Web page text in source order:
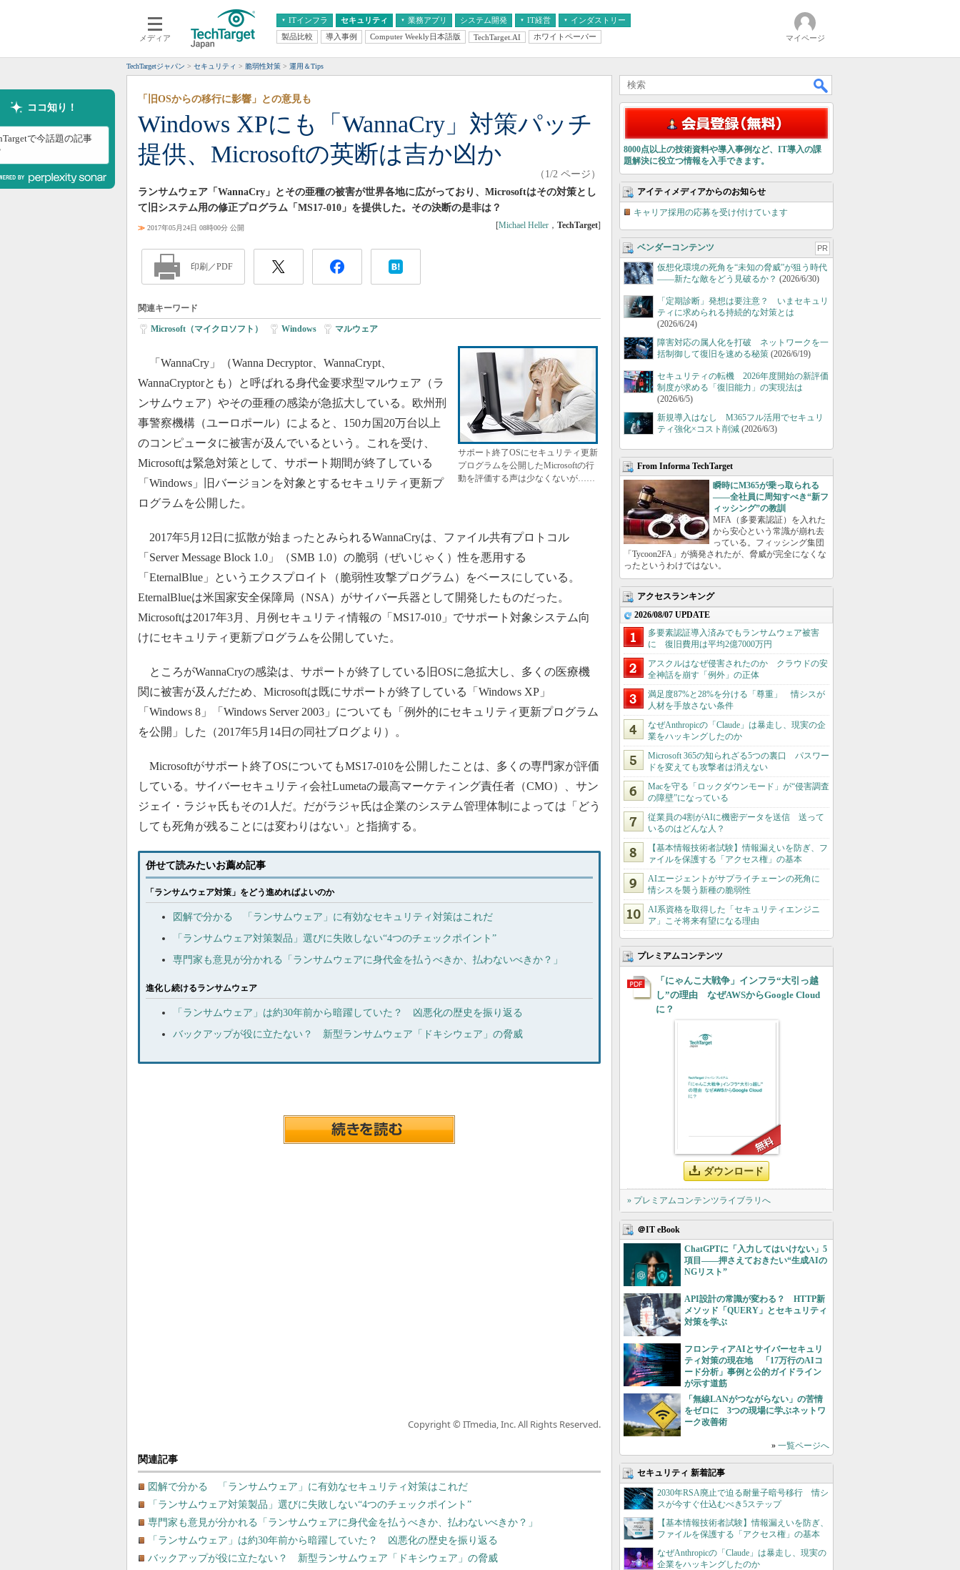
メディア
ITインフラ
クラウド
スマートモバイル
ネットワーク
システム運用管理
セキュリティ 業務アプリ
エンタープライズAI
ERP
CX
情報系システム
システム開発 IT経営
経営とIT
インダストリー
医療IT
製品比較 導入事例 Computer Weekly日本語版 TechTarget.AI ホワイトペーパー マイページ
TechTargetジャパン セキュリティ 脆弱性対策 運用＆Tips
ココ知り！
で今話題の記事
Windows XPにも「WannaCry」対策パッチ
提供、Microsoftの英断は吉か凶か
「旧OSからの移行に影響」との意見も
（1/2 ページ）
ランサムウェア「WannaCry」とその亜種の被害が世界各地に広がっており、Microsoftはその対策とし
て旧システム用の修正プログラム「MS17-010」を提供した。その決断の是非は？
≫ 2017年05月24日 08時00分 公開 [Michael Heller ， TechTarget]
印刷／PDF
関連キーワード
Microsoft（マイクロソフト） Windows マルウェア
サポート終了OSにセキュリティ更新
プログラムを公開したMicrosoftの行
動を評価する声は少なくないが……
「WannaCry」（Wanna Decryptor、WannaCrypt、
WannaCryptorとも）と呼ばれる身代金要求型マルウェア（ラ
ンサムウェア）やその亜種の感染が急拡大している。欧州刑
事警察機構（ユーロポール）によると、150カ国20万台以上
のコンピュータに被害が及んでいるという。これを受け、
Microsoftは緊急対策として、サポート期間が終了している
「Windows」旧バージョンを対象とするセキュリティ更新プ
ログラムを公開した。
2017年5月12日に拡散が始まったとみられるWannaCryは、ファイル共有プロトコル
「Server Message Block 1.0」（SMB 1.0）の脆弱（ぜいじゃく）性を悪用する
「EternalBlue」というエクスプロイト（脆弱性攻撃プログラム）をベースにしている。
EternalBlueは米国家安全保障局（NSA）がサイバー兵器として開発したものだった。
Microsoftは2017年3月、月例セキュリティ情報の「MS17-010」でサポート対象システム向
けにセキュリティ更新プログラムを公開していた。
ところがWannaCryの感染は、サポートが終了している旧OSに急拡大し、多くの医療機
関に被害が及んだため、Microsoftは既にサポートが終了している「Windows XP」
「Windows 8」「Windows Server 2003」についても「例外的にセキュリティ更新プログラム
を公開」した（2017年5月14日の同社ブログより）。
Microsoftがサポート終了OSについてもMS17-010を公開したことは、多くの専門家が評価
している。サイバーセキュリティ会社Lumetaの最高マーケティング責任者（CMO）、サン
ジェイ・ラジャ氏もその1人だ。だがラジャ氏は企業のシステム管理体制によっては「どう
しても死角が残ることには変わりはない」と指摘する。
併せて読みたいお薦め記事
「ランサムウェア対策」をどう進めればよいのか
図解で分かる 「ランサムウェア」に有効なセキュリティ対策はこれだ
「ランサムウェア対策製品」選びに失敗しない“4つのチェックポイント”
専門家も意見が分かれる「ランサムウェアに身代金を払うべきか、払わないべきか？」
進化し続けるランサムウェア
「ランサムウェア」は約30年前から暗躍していた？ 凶悪化の歴史を振り返る
バックアップが役に立たない？ 新型ランサムウェア「ドキシウェア」の脅威
Copyright © ITmedia, Inc. All Rights Reserved.
関連記事
図解で分かる 「ランサムウェア」に有効なセキュリティ対策はこれだ
「ランサムウェア対策製品」選びに失敗しない“4つのチェックポイント”
専門家も意見が分かれる「ランサムウェアに身代金を払うべきか、払わないべきか？」
「ランサムウェア」は約30年前から暗躍していた？ 凶悪化の歴史を振り返る
バックアップが役に立たない？ 新型ランサムウェア「ドキシウェア」の脅威
8000点以上の技術資料や導入事例など、IT導入の課
題解決に役立つ情報を入手できます。
アイティメディアからのお知らせ
キャリア採用の応募を受け付けています
ベンダーコンテンツ PR
仮想化環境の死角を“未知の脅威”が狙う時代
――新たな敵をどう見破るか？ (2026/6/30)
「定期診断」発想は要注意？ いまセキュリ
ティに求められる持続的な対策とは
(2026/6/24)
障害対応の属人化を打破 ネットワークを一
括制御して復旧を速める秘策 (2026/6/19)
セキュリティの転機 2026年度開始の新評価
制度が求める「復旧能力」の実現法は
(2026/6/5)
新規導入はなし M365フル活用でセキュリ
ティ強化×コスト削減 (2026/6/3)
From Informa TechTarget
瞬時にM365が乗っ取られる
――全社員に周知すべき“新フ
ィッシング”の教訓
MFA（多要素認証）を入れた
から安心という常識が崩れ去
っている。フィッシング集団
「Tycoon2FA」が摘発されたが、脅威が完全になくな
ったというわけではない。
アクセスランキング
2026/08/07 UPDATE
多要素認証導入済みでもランサムウェア被害
に 復旧費用は平均2億7000万円
アスクルはなぜ侵害されたのか クラウドの安
全神話を崩す「例外」の正体
満足度87%と28%を分ける「尊重」 情シスが
人材を手放さない条件
なぜAnthropicの「Claude」は暴走し、現実の企
業をハッキングしたのか
Microsoft 365の知られざる5つの裏口 パスワー
ドを変えても攻撃者は消えない
Macを守る「ロックダウンモード」が“侵害調査
の障壁”になっている
従業員の4割がAIに機密データを送信 送って
いるのはどんな人？
【基本情報技術者試験】情報漏えいを防ぎ、フ
ァイルを保護する「アクセス権」の基本
AIエージェントがサプライチェーンの死角に
情シスを襲う新種の脆弱性
AI系資格を取得した「セキュリティエンジニ
ア」こそ将来有望になる理由
プレミアムコンテンツ
「にゃんこ大戦争」インフラ“大引っ越
し”の理由 なぜAWSからGoogle Cloud
に？
ダウンロード
» プレミアムコンテンツライブラリへ
＠IT eBook
ChatGPTに「入力してはいけない」5
項目――押さえておきたい“生成AIの
NGリスト”
API設計の常識が変わる？ HTTP新
メソッド「QUERY」とセキュリティ
対策を学ぶ
フロンティアAIとサイバーセキュリ
ティ対策の現在地 「17万行のAIコ
ード分析」事例と公的ガイドライン
が示す道筋
「無線LANがつながらない」の苦情
をゼロに 3つの現場に学ぶネットワ
ーク改善術
» 一覧ページへ
セキュリティ 新着記事
2030年RSA廃止で迫る耐量子暗号移行 情シ
スが今すぐ仕込むべき5ステップ
【基本情報技術者試験】情報漏えいを防ぎ、
ファイルを保護する「アクセス権」の基本
なぜAnthropicの「Claude」は暴走し、現実の
企業をハッキングしたのか